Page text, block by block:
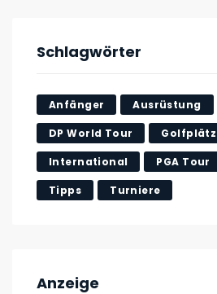
Schlagwörter
Anfänger Ausrüstung
DP World Tour
International PGA Tour
Tipps Turniere
Anzeige